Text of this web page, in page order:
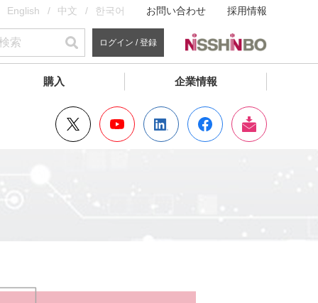
English 中文 한국어 お問い合わせ 採用情報
ログイン / 登録
購入 企業情報